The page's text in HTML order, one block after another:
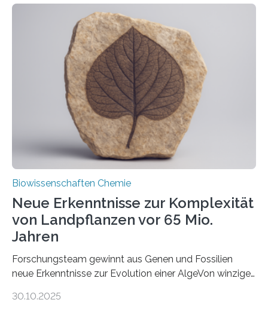
der Ruhr-Universität Bochum um Prof. Dr. Ralf Erdmann
und Dr. Ismaila Francis Yusuf hat nun einen bislang
unbekannten Qualitätskontrollmechanismus des
peroxisomalen Proteintransports in der Bäckerhefe
Saccharomyces cerevisiae entdeckt, der für die
Funktionsfähigkeit der Organellen entscheidend ist. Die
Studie wurde am 28. Oktober 2025 in der
Fachzeitschrift…
Biowissenschaften Chemie
Neue Erkenntnisse zur Komplexität
von Landpflanzen vor 65 Mio.
Jahren
Forschungsteam gewinnt aus Genen und Fossilien
neue Erkenntnisse zur Evolution einer AlgeVon winzigen
Landpflanzen zählen zu den komplexesten
30.10.2025